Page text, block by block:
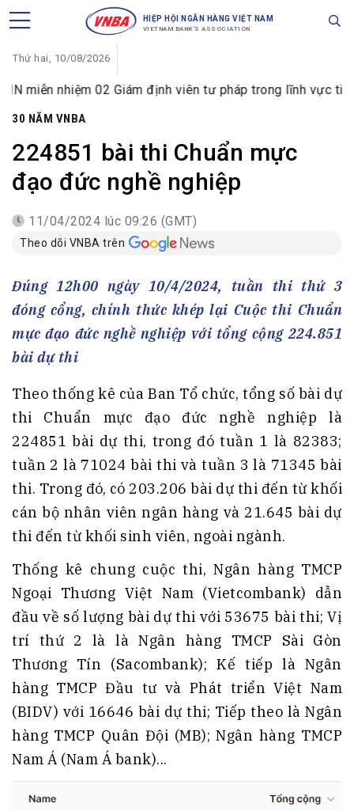
HIỆP HỘI NGÂN HÀNG VIỆT NAM
VIETNAM BANK'S ASSOCIATION
Thứ hai, 10/08/2026
02 Giám định viên tư pháp trong lĩnh vực tiền tệ và
30 NĂM VNBA
224851 bài thi Chuẩn mực
đạo đức nghề nghiệp
11/04/2024 lúc 09:26 (GMT)
Theo dõi VNBA trên
Đúng 12h00 ngày 10/4/2024, tuần thi thứ 3
đóng cổng, chính thức khép lại Cuộc thi Chuẩn
mực đạo đức nghề nghiệp với tổng cộng 224.851
bài dự thi
Theo thống kê của Ban Tổ chức, tổng số bài dự
thi Chuẩn mực đạo đức nghề nghiệp là
224851 bài dự thi, trong đó tuần 1 là 82383;
tuần 2 là 71024 bài thi và tuần 3 là 71345 bài
thi. Trong đó, có 203.206 bài dự thi đến từ khối
cán bộ nhân viên ngân hàng và 21.645 bài dự
thi đến từ khối sinh viên, ngoài ngành.
Thống kê chung cuộc thi, Ngân hàng TMCP
Ngoại Thương Việt Nam (Vietcombank) dẫn
đầu về số lượng bài dự thi với 53675 bài thi; Vị
trí thứ 2 là là Ngân hàng TMCP Sài Gòn
Thương Tín (Sacombank); Kế tiếp là Ngân
hàng TMCP Đầu tư và Phát triển Việt Nam
(BIDV) với 16646 bài dự thi; Tiếp theo là Ngân
hàng TMCP Quân Đội (MB); Ngân hàng TMCP
Nam Á (Nam Á bank)...